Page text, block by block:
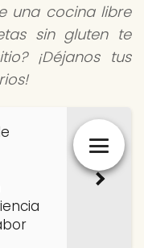
una cocina libre
sin gluten te
¡Déjanos tus